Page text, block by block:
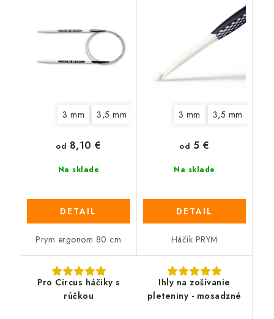
3 mm 3,5 mm 4,5 mm 5 mm
Na sklade
od 8,10 €
DETAIL
Prym ergonom 80 cm
3 mm 3,5 mm
Na sklade
od 5 €
DETAIL
Háčik PRYM
Pro Circus háčiky s
rúčkou
Ihly na zošívanie
pleteniny - mosadzné